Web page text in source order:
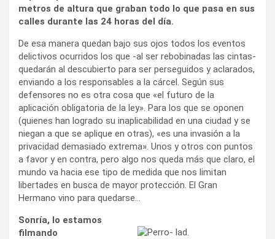
metros de altura que graban todo lo que pasa en sus
calles durante las 24 horas del día.
De esa manera quedan bajo sus ojos todos los eventos
delictivos ocurridos los que -al ser rebobinadas las cintas-
quedarán al descubierto para ser perseguidos y aclarados,
enviando a los responsables a la cárcel. Según sus
defensores no es otra cosa que «el futuro de la
aplicación obligatoria de la ley». Para los que se oponen
(quienes han logrado su inaplicabilidad en una ciudad y se
niegan a que se aplique en otras), «es una invasión a la
privacidad demasiado extrema». Unos y otros con puntos
a favor y en contra, pero algo nos queda más que claro, el
mundo va hacia ese tipo de medida que nos limitan
libertades en busca de mayor protección. El Gran
Hermano vino para quedarse…
Sonría, lo estamos
filmando